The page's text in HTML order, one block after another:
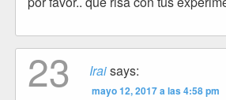
23 Iraisays:
mayo 12, 2017 a las 4:58 pm